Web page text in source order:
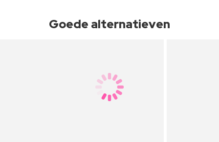
Goede alternatieven